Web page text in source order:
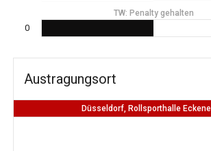
TW: Penalty gehalten
0
Austragungsort
Düsseldorf, Rollsporthalle